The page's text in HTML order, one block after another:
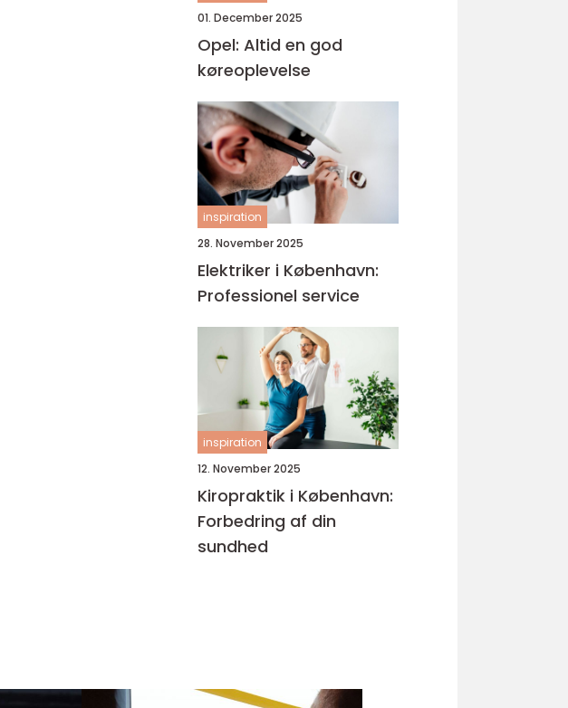
01. December 2025
Opel: Altid en god
køreoplevelse
inspiration
28. November 2025
Elektriker i København:
Professionel service
inspiration
12. November 2025
Kiropraktik i København:
Forbedring af din
sundhed